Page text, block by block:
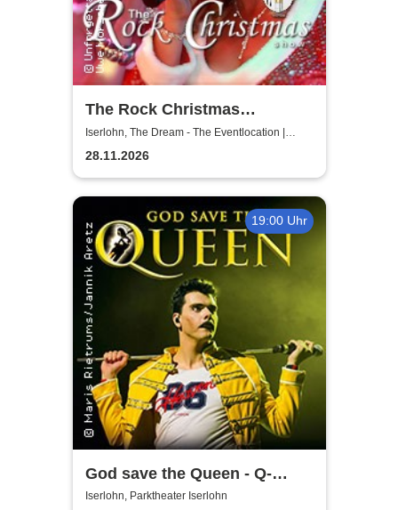
The Rock Christmas
Dinnershow - Unforgettable
Shows
Iserlohn, The Dream - The Eventlocation |
Iserlohn
28.11.2026
19:00 Uhr
God save the Queen - Q-
Revival Band
Iserlohn, Parktheater Iserlohn